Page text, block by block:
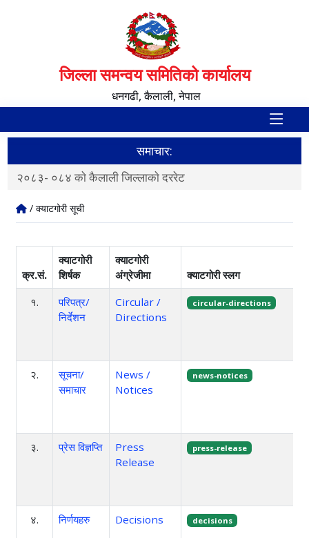
जिल्ला समन्वय समितिको कार्यालय
धनगढी, कैलाली, नेपाल
समाचार:
२०८३- ०८४ काे कैलाली जिल्लाकाे दररेट
/ क्याटगोरी सूची
क्र.सं.
क्याटगोरी
शिर्षक
क्याटगोरी
अंग्रेजीमा
क्याटगोरी स्लग
१.
परिपत्र/
निर्देशन
Circular /
Directions
circular-directions
२.
सूचना/
समाचार
News /
Notices
news-notices
३. प्रेस विज्ञप्ति
Press
Release
press-release
४. निर्णयहरु Decisions decisions